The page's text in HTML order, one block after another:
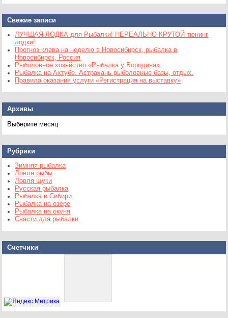
Свежие записи
ЛУЧШАЯ ЛОДКА для Рыбалки! НЕРЕАЛЬНО КРУТОЙ тюнинг
лодки!
Прогноз клева на неделю в Новосибирск, рыбалка в
Новосибирск, Россия
Рыболовное хозяйство «Рыбалка у Бородина»
Рыбалка на Ахтубе. Астрахань рыболовные базы, отдых.
Правила оказания услуги «Регистрация на выставку»
Архивы
Архивы
Рубрики
Зимняя рыбалка
Ловля рыбы
Ловля щуки
Русская рыбалка
Рыбалка в Сибири
Рыбалка на озере
Рыбалка на окуня
Снасти для рыбалки
Счетчики